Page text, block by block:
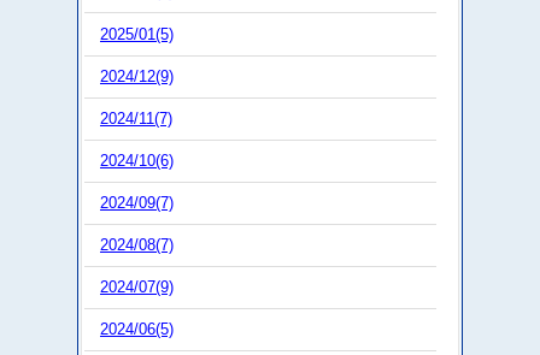
2025/01(5)
2024/12(9)
2024/11(7)
2024/10(6)
2024/09(7)
2024/08(7)
2024/07(9)
2024/06(5)